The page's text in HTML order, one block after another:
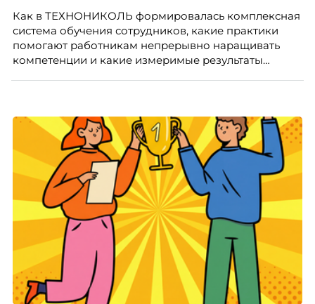
Как в ТЕХНОНИКОЛЬ формировалась комплексная
система обучения сотрудников, какие практики
помогают работникам непрерывно наращивать
компетенции и какие измеримые результаты
компании ТЕХНОНИКОЛЬ.